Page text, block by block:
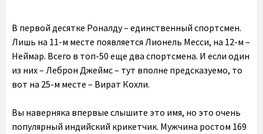
В первой десятке Роналду – единственный спортсмен.
Лишь на 11-м месте появляется Лионель Месси, на 12-м –
Неймар. Всего в топ-50 еще два спортсмена. И если один
из них – Леброн Джеймс – тут вполне предсказуемо, то
вот на 25-м месте – Вират Кохли.
Вы наверняка впервые слышите это имя, но это очень
популярный индийский крикетчик. Мужчина ростом 169